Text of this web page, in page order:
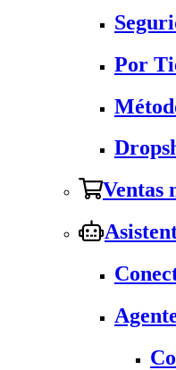
Por
Ventas